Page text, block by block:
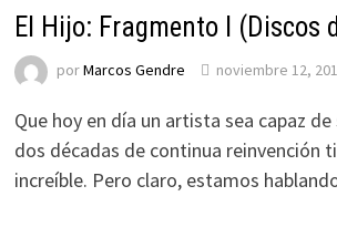
El Hijo: Fragmento I (Discos
porMarcos Gendre noviembre 12,
Que hoy en día un artista sea capaz
dos décadas de continua reinvención
increíble. Pero claro, estamos